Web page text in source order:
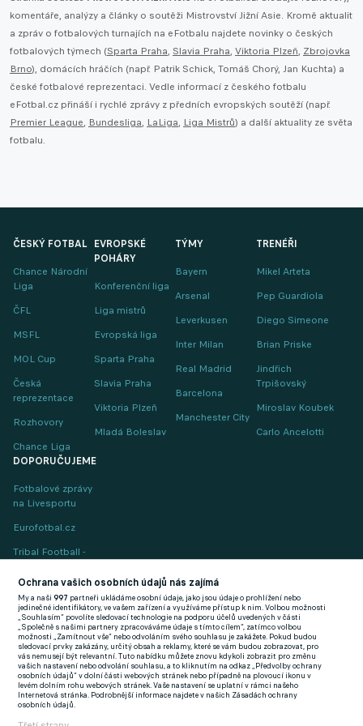
komentáře, analýzy a články o soutěži Mistrovství Jižní Asie. Kromě aktualit
a zpráv o fotbalových turnajích na eFotbalu najdete novinky o českých
fotbalových týmech (Sparta Praha, Slavia Praha, Viktoria Plzeň, Zbrojovka
Brno), domácích hráčích (např. Patrik Schick, Tomáš Chorý, Jan Kuchta) a
české fotbalové reprezentaci. Vedle informací z českého fotbalu
eFotbal.cz přináší i rychlé zprávy z předních evropských soutěží (např.
Premier League, Bundesliga, LaLiga, Liga Mistrů) a další aktuality ze světa
fotbalu.
ČESKÝ FOTBAL
Chance Národní
Liga
ČFL
MSFL
MOL Cup
Česká
reprezentace
Rozhovory
Chance Liga
EVROPSKÉ
POHÁRY
Konferenční liga
Liga mistrů
Evropská liga
Sparta Praha
Slavia Praha
Viktoria Plzeň
Mladá Boleslav
TÝMY
Bayern
Arsenal
Leverkusen
Inter Milan
Real Madrid
Barcelona
Manchester City
TRENÉŘI
Mikel Arteta
Pep Guardiola
Diego Simeone
Brian Priske
Jindřich
Trpišovský
Miroslav Koubek
Carlo Ancelotti
DOPORUČUJEME
Fotbalové zprávy
na Livesportu
Eurofotbal.cz
Tribal Football -
(EN)
FlashFutbal (SK)
Tenisportal.cz
Tenisové zprávy
na Livesportu
Ochrana vašich osobních údajů nás zajímá
My a naši997 partneři ukládáme osobní údaje, jako jsou údaje o prohlížení nebo
jedinečné identifikátory, ve vašem zařízení a využíváme přístup k nim. Volbou možnosti
„Souhlasím“ povolíte sledovací technologie na podporu účelů uvedených v části
„Společně s našimi partnery zpracováváme údaje s tímto cílem“, zatímco volbou
možnosti „Zamítnout vše“ nebo odvoláním svého souhlasu je zakážete. Pokud budou
sledovací prvky zakázány, určitý obsah a reklamy, které se vám budou zobrazovat, pro
vás nemusejí být relevantní. Tuto nabídku můžete znovu kdykoli zobrazit pro změnu
vašich nastavení nebo odvolání souhlasu, a to kliknutím na odkaz „Předvolby ochrany
osobních údajů“ v dolní části webových stránek nebo případně na plovoucí ikonu v
levém dolním rohu webových stránek. Vaše nastavení se uplatní v rámci našeho
Internetová stránka. Podrobnější informace najdete v našich Zásadách ochrany
osobních údajů.